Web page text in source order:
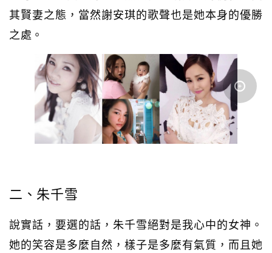
其賢妻之態，當然謝安琪的歌聲也是她本身的優勝
之處。
二、朱千雪
說實話，要選的話，朱千雪絕對是我心中的女神。
她的笑容是多麼自然，樣子是多麼有氣質，而且她